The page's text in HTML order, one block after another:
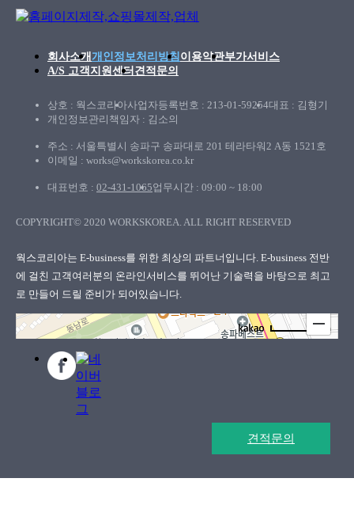
견적문의
회사소개 개인정보처리방침 이용약관부가서비스
A/S 고객지원센터 견적문의
상호 : 웍스코리아사업자등록번호 : 213-01-59254대표 : 김형기
개인정보관리책임자 : 김소의
주소 : 서울특별시 송파구 송파대로 201 테라타워2 A동 1521호
이메일 : works@workskorea.co.kr
대표번호 : 02-431-1065업무시간 : 09:00 ~ 18:00
COPYRIGHT© 2020 WORKSKOREA. ALL RIGHT RESERVED
웍스코리아는 E-business를 위한 최상의 파트너입니다. E-business 전반
에 걸친 고객여러분의 온라인서비스를 뛰어난 기술력을 바탕으로 최고
로 만들어 드릴 준비가 되어있습니다.
웍스코리아